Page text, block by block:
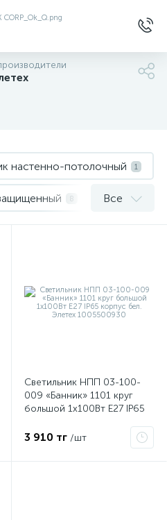
настенно-потолочный 1
8
3 Фонарь 1
Все
Светильник НПП 03-100-
009 «Банник» 1101 круг
большой 1х100Вт E27 IP65
1005500930
3 910 тг /шт